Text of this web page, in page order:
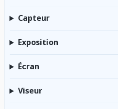
Capteur
Exposition
Écran
Viseur